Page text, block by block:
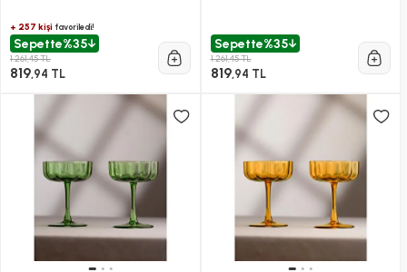
+ 257 kişi favoriledi!
Sepette%35
1.261,45 TL
819,94 TL
Sepette%35
1.261,45 TL
819,94 TL